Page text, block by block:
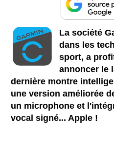
La société
dans les
sport, a
annoncer le
dernière montre
une version améliorée
un microphone et
vocal signé... Apple !